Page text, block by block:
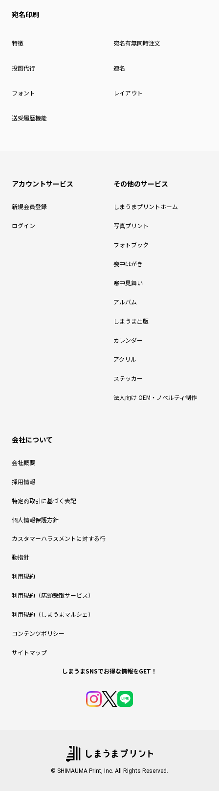
宛名印刷
特徴 宛名有無同時注文
投函代行 連名
フォント レイアウト
送受履歴機能
アカウントサービス
新規会員登録
ログイン
その他のサービス
しまうまプリントホーム
写真プリント
フォトブック
喪中はがき
寒中見舞い
アルバム
しまうま出版
カレンダー
アクリル
ステッカー
法人向け OEM・ノベルティ制作
会社について
会社概要
採用情報
特定商取引に基づく表記
個人情報保護方針
カスタマーハラスメントに対する行
動指針
利用規約
利用規約（店頭受取サービス）
利用規約（しまうまマルシェ）
コンテンツポリシー
サイトマップ
しまうまSNSでお得な情報をGET！
© SHIMAUMA Print, Inc. All Rights Reserved.